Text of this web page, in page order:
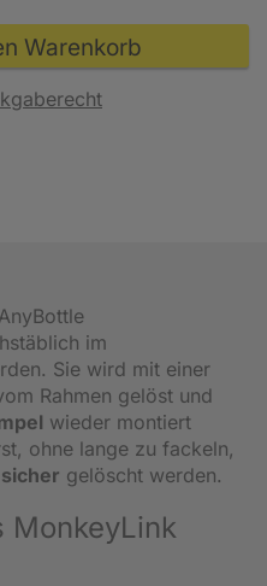
Warenkorb
im
Sie wird mit einer
Rahmen gelöst und
wieder montiert
ohne lange zu fackeln,
sicher gelöscht werden.
MonkeyLink